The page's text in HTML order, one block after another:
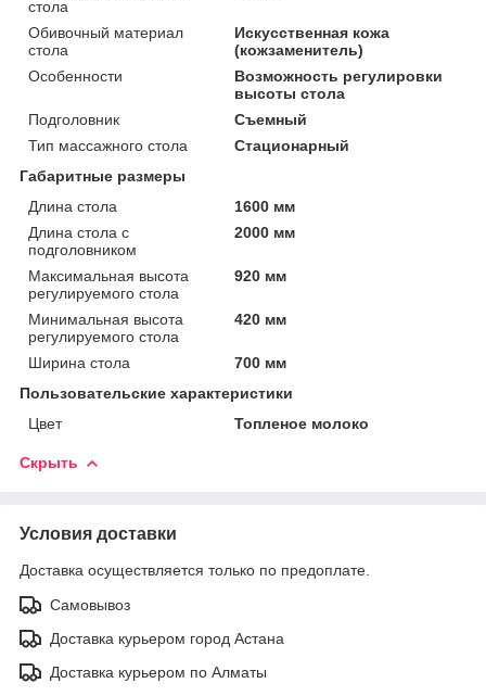
стола
Обивочный материал
стола
Искусственная кожа
(кожзаменитель)
Особенности
Возможность регулировки
высоты стола
Подголовник
Съемный
Тип массажного стола
Стационарный
Габаритные размеры
Длина стола
1600 мм
Длина стола с
подголовником
2000 мм
Максимальная высота
регулируемого стола
920 мм
Минимальная высота
регулируемого стола
420 мм
Ширина стола
700 мм
Пользовательские характеристики
Цвет
Топленое молоко
Скрыть
Условия доставки
Доставка осуществляется только по предоплате.
Самовывоз
Доставка курьером город Астана
Доставка курьером по Алматы